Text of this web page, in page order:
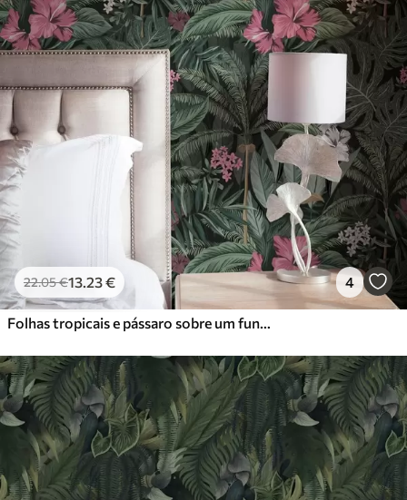
22.05€13.23€ 4
Folhas tropicais e pássaro sobre um fundo escuro